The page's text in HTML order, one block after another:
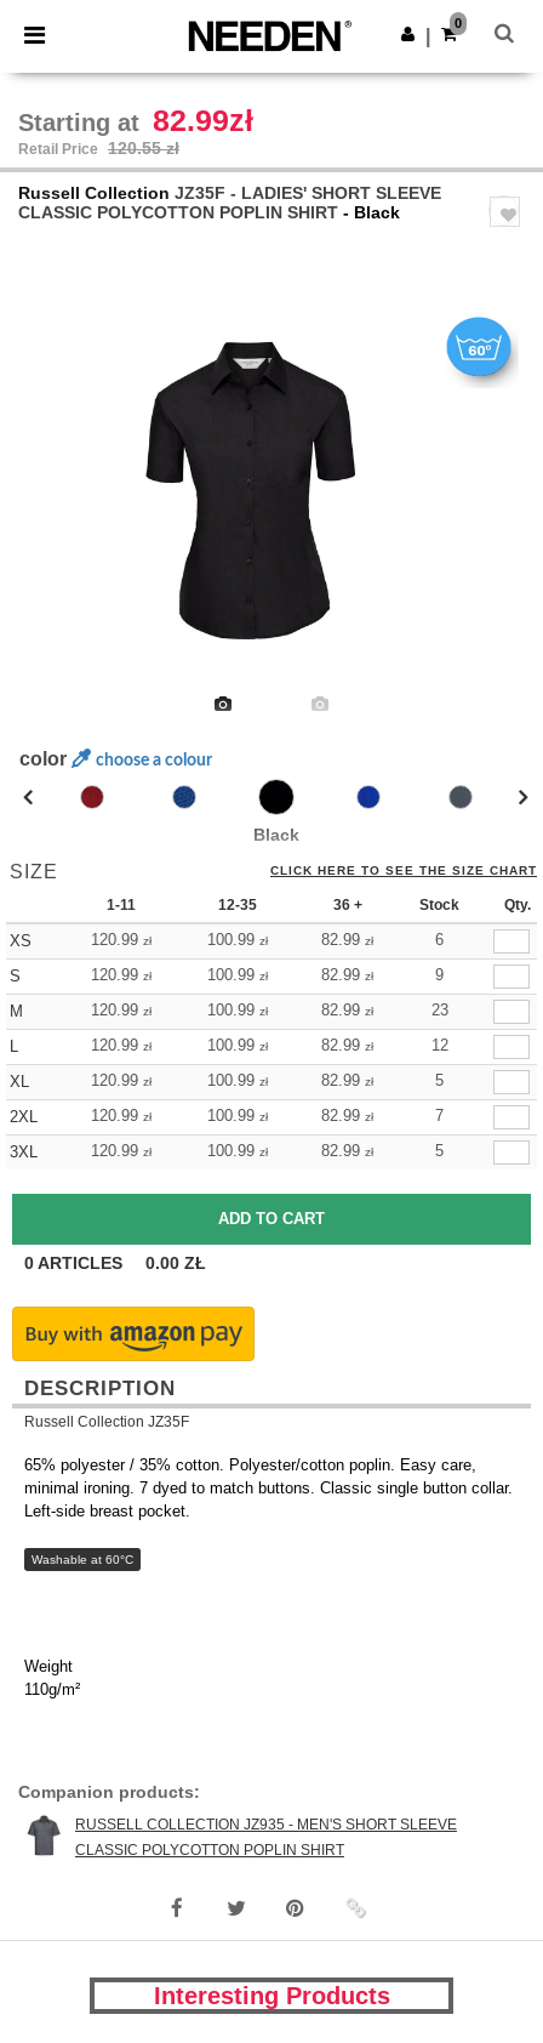
× Needen App
Better prices on app!
Get the app
0
Starting at 82.99zł
Retail Price 120.55 zł
Russell Collection JZ35F - LADIES' SHORT SLEEVE
CLASSIC POLYCOTTON POPLIN SHIRT - Black
color choose a colour
Black
SIZE CLICK HERE TO SEE THE SIZE CHART
1-11 12-35 36 + Stock Qty.
XS 120.99 zł 100.99 zł 82.99 zł
6
S
120.99 zł 100.99 zł 82.99 zł
9
M
120.99 zł 100.99 zł 82.99 zł
23
L
120.99 zł 100.99 zł 82.99 zł
12
XL
120.99 zł 100.99 zł 82.99 zł
5
2XL
120.99 zł 100.99 zł 82.99 zł
7
3XL
120.99 zł 100.99 zł 82.99 zł 5
0ARTICLES 0.00 ZŁ
DESCRIPTION
Russell Collection JZ35F
65% polyester / 35% cotton. Polyester/cotton poplin. Easy care,
minimal ironing. 7 dyed to match buttons. Classic single button collar.
Left-side breast pocket.
Washable at 60°C
Weight
110g/m²
Companion products:
RUSSELL COLLECTION JZ935 - MEN'S SHORT SLEEVE
CLASSIC POLYCOTTON POPLIN SHIRT
Interesting Products